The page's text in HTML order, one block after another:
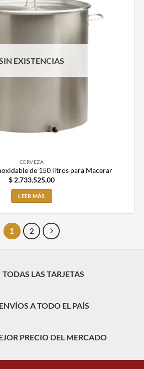
EXISTENCIAS
CERVEZA
de 150 litros para Macerar
$ 2.733.525,00
LEER MÁS
1 2
TODAS LAS TARJETAS
ENVÍOS A TODO EL PAÍS
PRECIO DEL MERCADO